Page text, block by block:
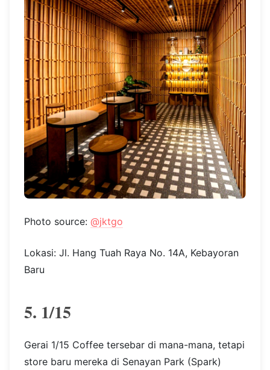
Photo source: @jktgo
Lokasi: Jl. Hang Tuah Raya No. 14A, Kebayoran
Baru
5. 1/15
Gerai 1/15 Coffee tersebar di mana-mana, tetapi
store baru mereka di Senayan Park (Spark)